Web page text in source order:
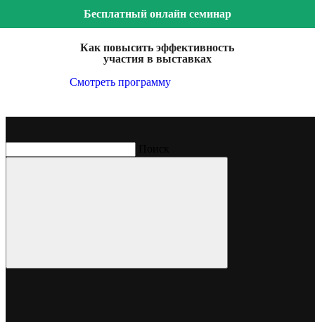
Бесплатный онлайн семинар
Как повысить эффективность
участия в выставках
Смотреть программу